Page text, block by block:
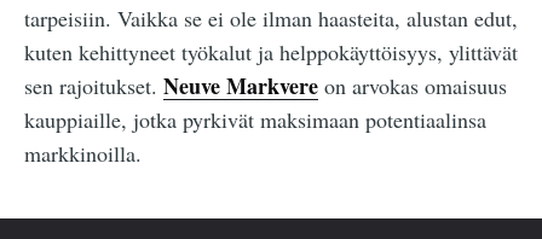
tarpeisiin. Vaikka se ei ole ilman haasteita, alustan edut,
kuten kehittyneet työkalut ja helppokäyttöisyys, ylittävät
sen rajoitukset. Neuve Markvere on arvokas omaisuus
kauppiaille, jotka pyrkivät maksimaan potentiaalinsa
markkinoilla.